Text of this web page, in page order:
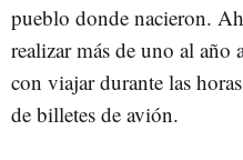
pueblo donde nacieron.
realizar más de uno al año
con viajar durante las
de billetes de avión.